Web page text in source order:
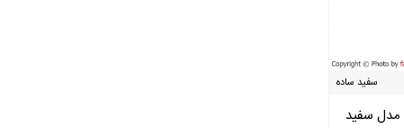
سفید ساده
مدل سفید